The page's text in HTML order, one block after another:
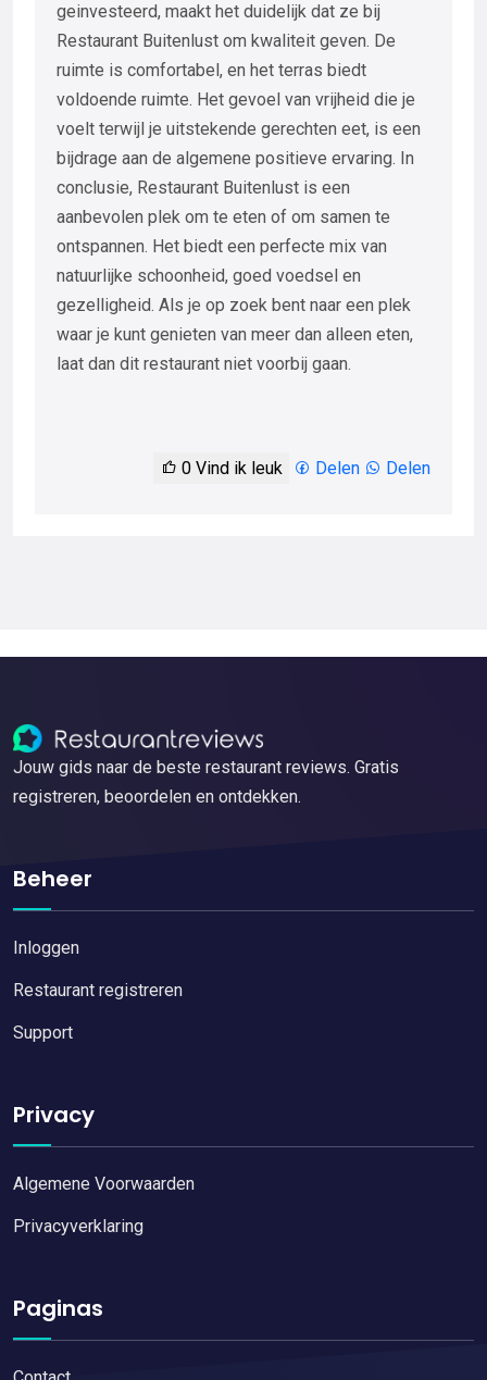
geinvesteerd, maakt het duidelijk dat ze bij
Restaurant Buitenlust om kwaliteit geven. De
ruimte is comfortabel, en het terras biedt
voldoende ruimte. Het gevoel van vrijheid die je
voelt terwijl je uitstekende gerechten eet, is een
bijdrage aan de algemene positieve ervaring. In
conclusie, Restaurant Buitenlust is een
aanbevolen plek om te eten of om samen te
ontspannen. Het biedt een perfecte mix van
natuurlijke schoonheid, goed voedsel en
gezelligheid. Als je op zoek bent naar een plek
waar je kunt genieten van meer dan alleen eten,
laat dan dit restaurant niet voorbij gaan.
0 Vind ik leuk Delen Delen
Jouw gids naar de beste restaurant reviews. Gratis
registreren, beoordelen en ontdekken.
Beheer
Inloggen
Restaurant registreren
Support
Privacy
Algemene Voorwaarden
Privacyverklaring
Paginas